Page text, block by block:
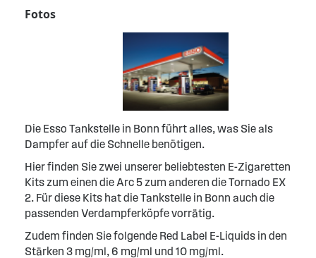
Fotos
Die Esso Tankstelle in Bonn führt alles, was Sie als
Dampfer auf die Schnelle benötigen.
Hier finden Sie zwei unserer beliebtesten E-Zigaretten
Kits zum einen die Arc 5 zum anderen die Tornado EX
2. Für diese Kits hat die Tankstelle in Bonn auch die
passenden Verdampferköpfe vorrätig.
Zudem finden Sie folgende Red Label E-Liquids in den
Stärken 3 mg/ml, 6 mg/ml und 10 mg/ml.